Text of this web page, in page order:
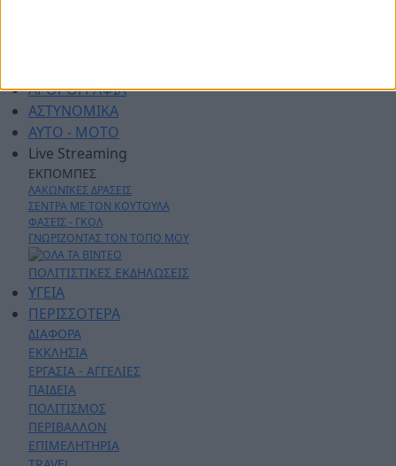
ΑΡΘΡΟΓΡΑΦΙΑ
ΑΣΤΥΝΟΜΙΚΑ
AYTO - MOTO
Live Streaming
ΕΚΠΟΜΠΕΣ
ΛΑΚΩΝΙΚΕΣ ΔΡΑΣΕΙΣ
ΣΕΝΤΡΑ ΜΕ ΤΟΝ ΚΟΥΤΟΥΛΑ
ΦΑΣΕΙΣ - ΓΚΟΛ
ΓΝΩΡΙΖΟΝΤΑΣ ΤΟΝ ΤΟΠΟ ΜΟΥ
ΠΟΛΙΤΙΣΤΙΚΕΣ ΕΚΔΗΛΩΣΕΙΣ
ΥΓΕΙΑ
ΠΕΡΙΣΣΟΤΕΡΑ
ΔΙΑΦΟΡΑ
ΕΚΚΛΗΣΙΑ
ΕΡΓΑΣΙΑ - ΑΓΓΕΛΙΕΣ
ΠΑΙΔΕΙΑ
ΠΟΛΙΤΙΣΜΟΣ
ΠΕΡΙΒΑΛΛΟΝ
ΕΠΙΜΕΛΗΤΗΡΙΑ